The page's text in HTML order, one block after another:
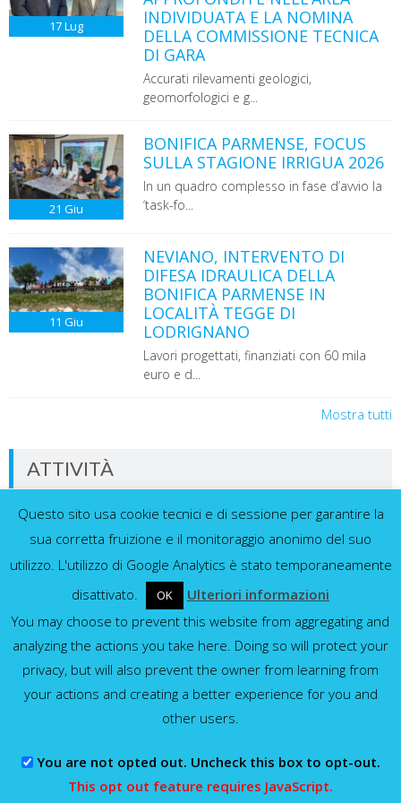
17Lug
INDIVIDUATA E LA NOMINA
DELLA COMMISSIONE TECNICA
DI GARA
Accurati rilevamenti geologici,
geomorfologici e g...
21 Giu
BONIFICA PARMENSE, FOCUS
SULLA STAGIONE IRRIGUA 2026
In un quadro complesso in fase d’avvio la
‘task-fo...
11 Giu
NEVIANO, INTERVENTO DI
DIFESA IDRAULICA DELLA
BONIFICA PARMENSE IN
LOCALITÀ TEGGE DI
LODRIGNANO
Lavori progettati, finanziati con 60 mila
euro e d...
Mostra tutti
ATTIVITÀ
Dati in tempo reale dalla nostra rete di
sensori
Idrometri e pluviometri
Mostra tutti
Consorzio della Bonifica Parmense
WordPress Theme AccessPress Lite
Questo sito usa cookie tecnici e di sessione per garantire la
sua corretta fruizione e il monitoraggio anonimo del suo
utilizzo. L'utilizzo di Google Analytics è stato temporaneamente
disattivato.
OK
Ulteriori informazioni
You may choose to prevent this website from aggregating and
analyzing the actions you take here. Doing so will protect your
privacy, but will also prevent the owner from learning from
your actions and creating a better experience for you and
other users.
You are not opted out. Uncheck this box to opt-out.
This opt out feature requires JavaScript.